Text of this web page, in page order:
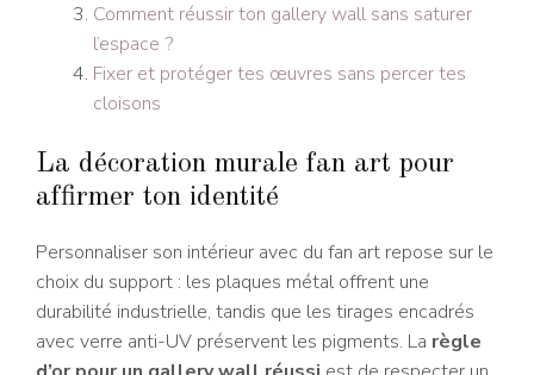
Comment réussir ton gallery wall sans saturer
l’espace ?
Fixer et protéger tes œuvres sans percer tes
cloisons
La décoration murale fan art pour
affirmer ton identité
Personnaliser son intérieur avec du fan art repose sur le
choix du support : les plaques métal offrent une
durabilité industrielle, tandis que les tirages encadrés
avec verre anti-UV préservent les pigments. La règle